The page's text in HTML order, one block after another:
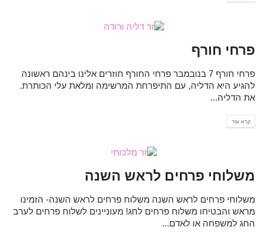
פרחי חורף
פרחי חורף 7 בנובמבר פרחי החורף חוזרים אלינו בינהם ראשונה
להגיע היא הדליה, עם התיפרחת המרשימה ומלאת עלי הכותרת.
את הדליה...
קרא עוד
משלוחי פרחים לראש השנה
משלוחי פרחים לראש השנה משלוח פרחים לראש השנה- הזמינו
מראש והבטיחו משלוח פרחים לחג! מעוניינים לשלוח פרחים לערב
החג למשפחה או לאדם...